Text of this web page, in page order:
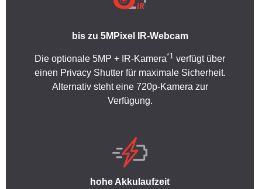
bis zu 5MPixel IR-Webcam
Die optionale 5MP + IR-Kamera*1 verfügt über
einen Privacy Shutter für maximale Sicherheit.
Alternativ steht eine 720p-Kamera zur
Verfügung.
hohe Akkulaufzeit